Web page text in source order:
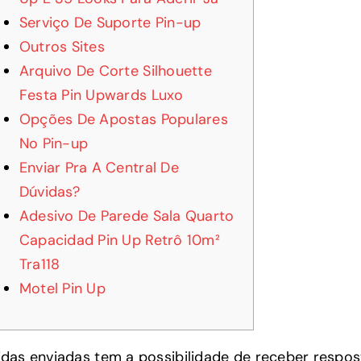
Serviço De Suporte Pin-up
Outros Sites
Arquivo De Corte Silhouette
Festa Pin Upwards Luxo
Opções De Apostas Populares
No Pin-up
Enviar Pra A Central De
Dúvidas?
Adesivo De Parede Sala Quarto
Capacidad Pin Up Retrô 10m²
Tra118
Motel Pin Up
enviadas tem a possibilidade de receber